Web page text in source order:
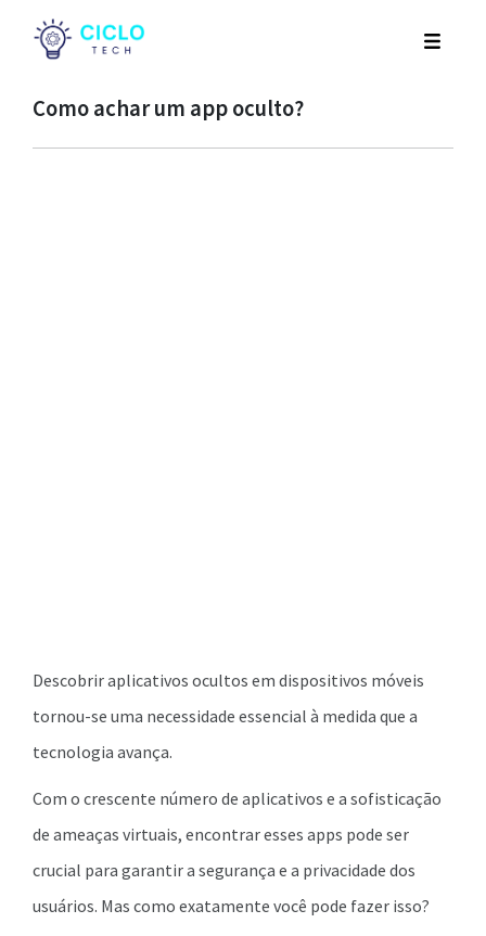
Como achar um app oculto?
Descobrir aplicativos ocultos em dispositivos móveis
tornou-se uma necessidade essencial à medida que a
tecnologia avança.
Com o crescente número de aplicativos e a sofisticação
de ameaças virtuais, encontrar esses apps pode ser
crucial para garantir a segurança e a privacidade dos
usuários. Mas como exatamente você pode fazer isso?